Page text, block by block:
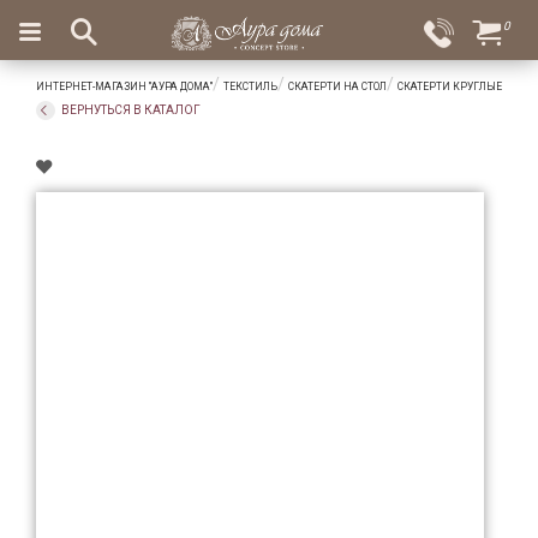
Вход
Избранное
×
Салоны
Доставка
Оплата
Подарки
0
ИНТЕРНЕТ-МАГАЗИН "АУРА ДОМА" ТЕКСТИЛЬ СКАТЕРТИ НА СТОЛ СКАТЕРТИ КРУГЛЫЕ
ВЕРНУТЬСЯ В КАТАЛОГ